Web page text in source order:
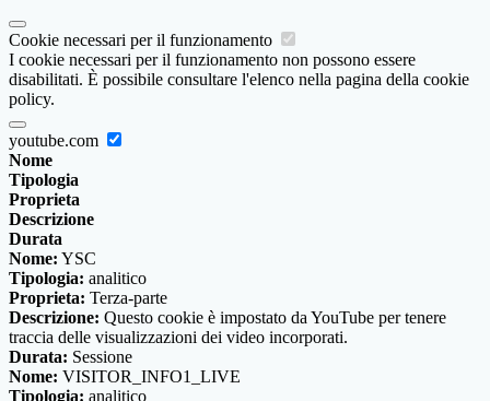
Cookie necessari per il funzionamento
I cookie necessari per il funzionamento non possono essere
disabilitati. È possibile consultare l'elenco nella pagina della cookie
policy.
youtube.com
Nome
Tipologia
Proprieta
Descrizione
Durata
Nome: YSC
Tipologia: analitico
Proprieta: Terza-parte
Descrizione: Questo cookie è impostato da YouTube per tenere
traccia delle visualizzazioni dei video incorporati.
Durata: Sessione
Nome: VISITOR_INFO1_LIVE
Tipologia: analitico